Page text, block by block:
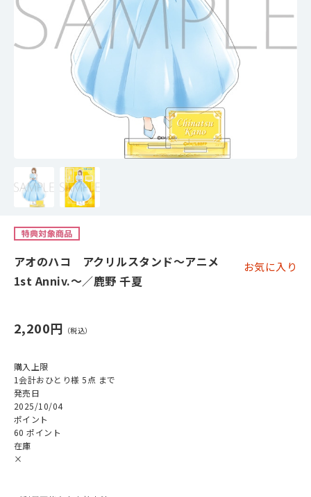
アオのハコ アクリルスタンド～アニメ
1st Anniv.～／鹿野 千夏
お気に入り
2,200円
購入上限
1会計おひとり様 5点 まで
発売日
2025/10/04
ポイント
60 ポイント
在庫
×